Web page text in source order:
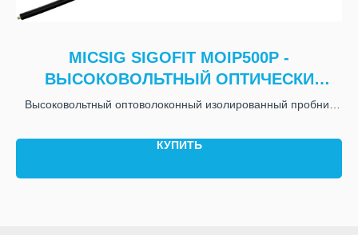
MICSIG SIGOFIT MOIP500P -
ВЫСОКОВОЛЬТНЫЙ ОПТИЧЕСКИ
ИЗОЛИРОВАННЫЙ
Высоковольтный оптоволоконный изолированный пробник
КУПИТЬ